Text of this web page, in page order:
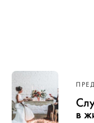
Навигация
по записям
в